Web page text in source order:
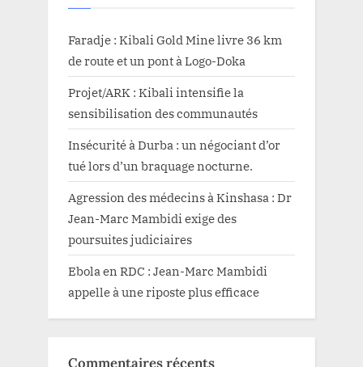
Faradje : Kibali Gold Mine livre 36 km
de route et un pont à Logo-Doka
Projet/ARK : Kibali intensifie la
sensibilisation des communautés
Insécurité à Durba : un négociant d’or
tué lors d’un braquage nocturne.
Agression des médecins à Kinshasa : Dr
Jean-Marc Mambidi exige des
poursuites judiciaires
Ebola en RDC : Jean-Marc Mambidi
appelle à une riposte plus efficace
Commentaires récents